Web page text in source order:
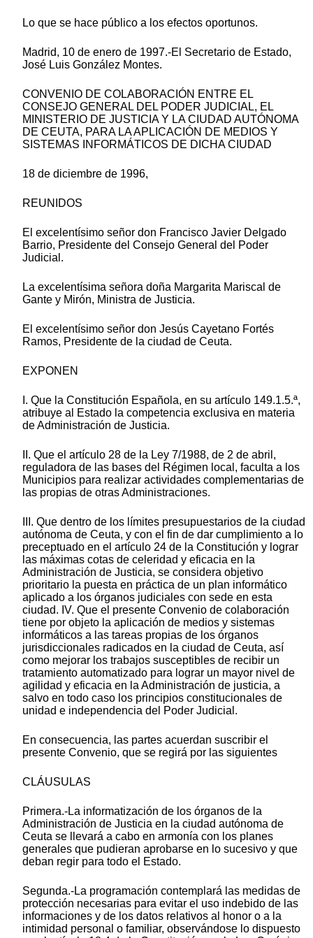
Lo que se hace público a los efectos oportunos.
Madrid, 10 de enero de 1997.-El Secretario de Estado,
José Luis González Montes.
CONVENIO DE COLABORACIÓN ENTRE EL
CONSEJO GENERAL DEL PODER JUDICIAL, EL
MINISTERIO DE JUSTICIA Y LA CIUDAD AUTÓNOMA
DE CEUTA, PARA LA APLICACIÓN DE MEDIOS Y
SISTEMAS INFORMÁTICOS DE DICHA CIUDAD
18 de diciembre de 1996,
REUNIDOS
El excelentísimo señor don Francisco Javier Delgado
Barrio, Presidente del Consejo General del Poder
Judicial.
La excelentísima señora doña Margarita Mariscal de
Gante y Mirón, Ministra de Justicia.
El excelentísimo señor don Jesús Cayetano Fortés
Ramos, Presidente de la ciudad de Ceuta.
EXPONEN
I. Que la Constitución Española, en su artículo 149.1.5.ª,
atribuye al Estado la competencia exclusiva en materia
de Administración de Justicia.
II. Que el artículo 28 de la Ley 7/1988, de 2 de abril,
reguladora de las bases del Régimen local, faculta a los
Municipios para realizar actividades complementarias de
las propias de otras Administraciones.
III. Que dentro de los límites presupuestarios de la ciudad
autónoma de Ceuta, y con el fin de dar cumplimiento a lo
preceptuado en el artículo 24 de la Constitución y lograr
las máximas cotas de celeridad y eficacia en la
Administración de Justicia, se considera objetivo
prioritario la puesta en práctica de un plan informático
aplicado a los órganos judiciales con sede en esta
ciudad. IV. Que el presente Convenio de colaboración
tiene por objeto la aplicación de medios y sistemas
informáticos a las tareas propias de los órganos
jurisdiccionales radicados en la ciudad de Ceuta, así
como mejorar los trabajos susceptibles de recibir un
tratamiento automatizado para lograr un mayor nivel de
agilidad y eficacia en la Administración de justicia, a
salvo en todo caso los principios constitucionales de
unidad e independencia del Poder Judicial.
En consecuencia, las partes acuerdan suscribir el
presente Convenio, que se regirá por las siguientes
CLÁUSULAS
Primera.-La informatización de los órganos de la
Administración de Justicia en la ciudad autónoma de
Ceuta se llevará a cabo en armonía con los planes
generales que pudieran aprobarse en lo sucesivo y que
deban regir para todo el Estado.
Segunda.-La programación contemplará las medidas de
protección necesarias para evitar el uso indebido de las
informaciones y de los datos relativos al honor o a la
intimidad personal o familiar, observándose lo dispuesto